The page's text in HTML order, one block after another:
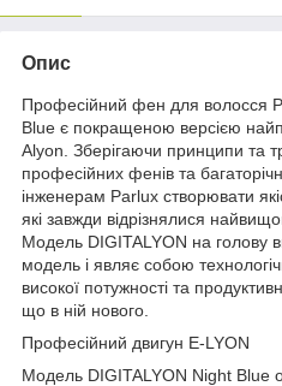
Опис
Професійний фен для волосся
Blue є покращеною версією
Alyon. Зберігаючи принципи та
професійних фенів та
інженерам Parlux створювати
які завжди відрізнялися
Модель DIGITALYON на голову
модель і являє собою
високої потужності та
що в ній нового.
Професійний двигун E-LYON
Модель DIGITALYON Night Blue